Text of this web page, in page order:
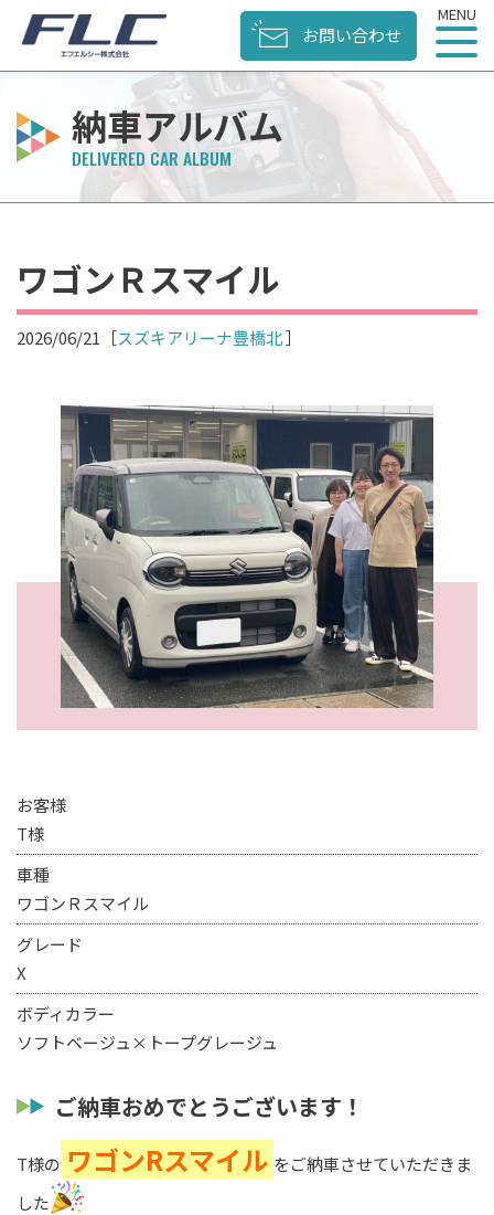
お問い合わせ
納車アルバム
ワゴンＲスマイル
2026/06/21 ［スズキアリーナ豊橋北］
お客様
T様
車種
ワゴンＲスマイル
グレード
X
ボディカラー
ソフトベージュ×トープグレージュ
ご納車おめでとうございます！
T様の ワゴンRスマイル をご納車させていただきま
した